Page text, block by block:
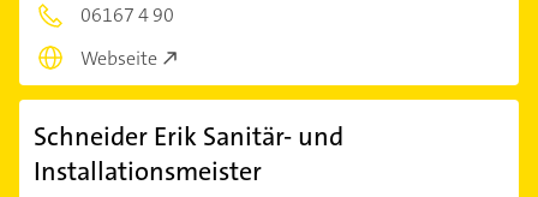
06167 4 90
Webseite
Schneider Erik Sanitär- und
Installationsmeister